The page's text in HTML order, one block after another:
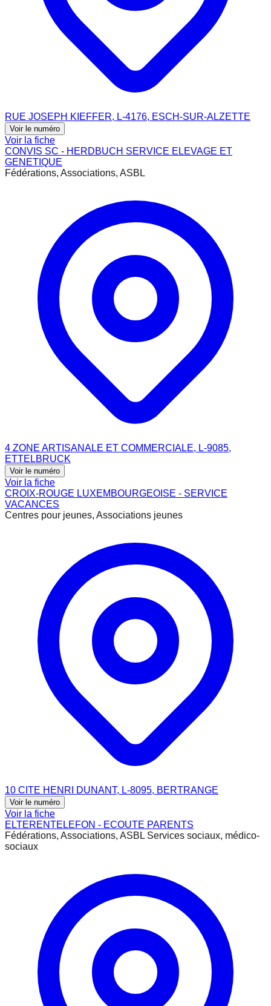
RUE JOSEPH KIEFFER, L-4176, ESCH-SUR-ALZETTE
Voir le numéro
Voir la fiche
CONVIS SC - HERDBUCH SERVICE ELEVAGE ET
GENETIQUE
Fédérations, Associations, ASBL
4 ZONE ARTISANALE ET COMMERCIALE, L-9085,
ETTELBRUCK
Voir le numéro
Voir la fiche
CROIX-ROUGE LUXEMBOURGEOISE - SERVICE
VACANCES
Centres pour jeunes, Associations jeunes
10 CITE HENRI DUNANT, L-8095, BERTRANGE
Voir le numéro
Voir la fiche
ELTERENTELEFON - ECOUTE PARENTS
Fédérations, Associations, ASBL Services sociaux, médico-
sociaux